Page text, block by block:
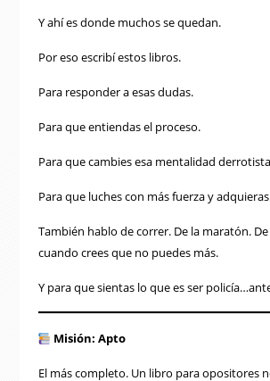
Y ahí es donde muchos se quedan.
Por eso escribí estos libros.
Para responder a esas dudas.
Para que entiendas el proceso.
Para que cambies esa mentalidad
Para que luches con más fuerza y
También hablo de correr. De la maratón.
cuando crees que no puedes más.
Y para que sientas lo que es ser
Misión: Apto
El más completo. Un libro para opositores